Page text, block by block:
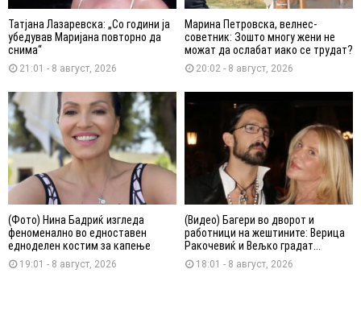
Татјана Лазаревска: „Со години ја
убедував Маријана повторно да
снима“
21:01 - 8 август, 2026
Марина Петровска, велнес-
советник: Зошто многу жени не
можат да ослабат иако се трудат?
20:02 - 8 август, 2026
(Фото) Нина Бадриќ изгледа
феноменално во едноставен
едноделен костим за капење
19:01 - 8 август, 2026
(Видео) Багери во дворот и
работници на жештините: Верица
Ракочевиќ и Вељко градат...
18:01 - 8 август, 2026